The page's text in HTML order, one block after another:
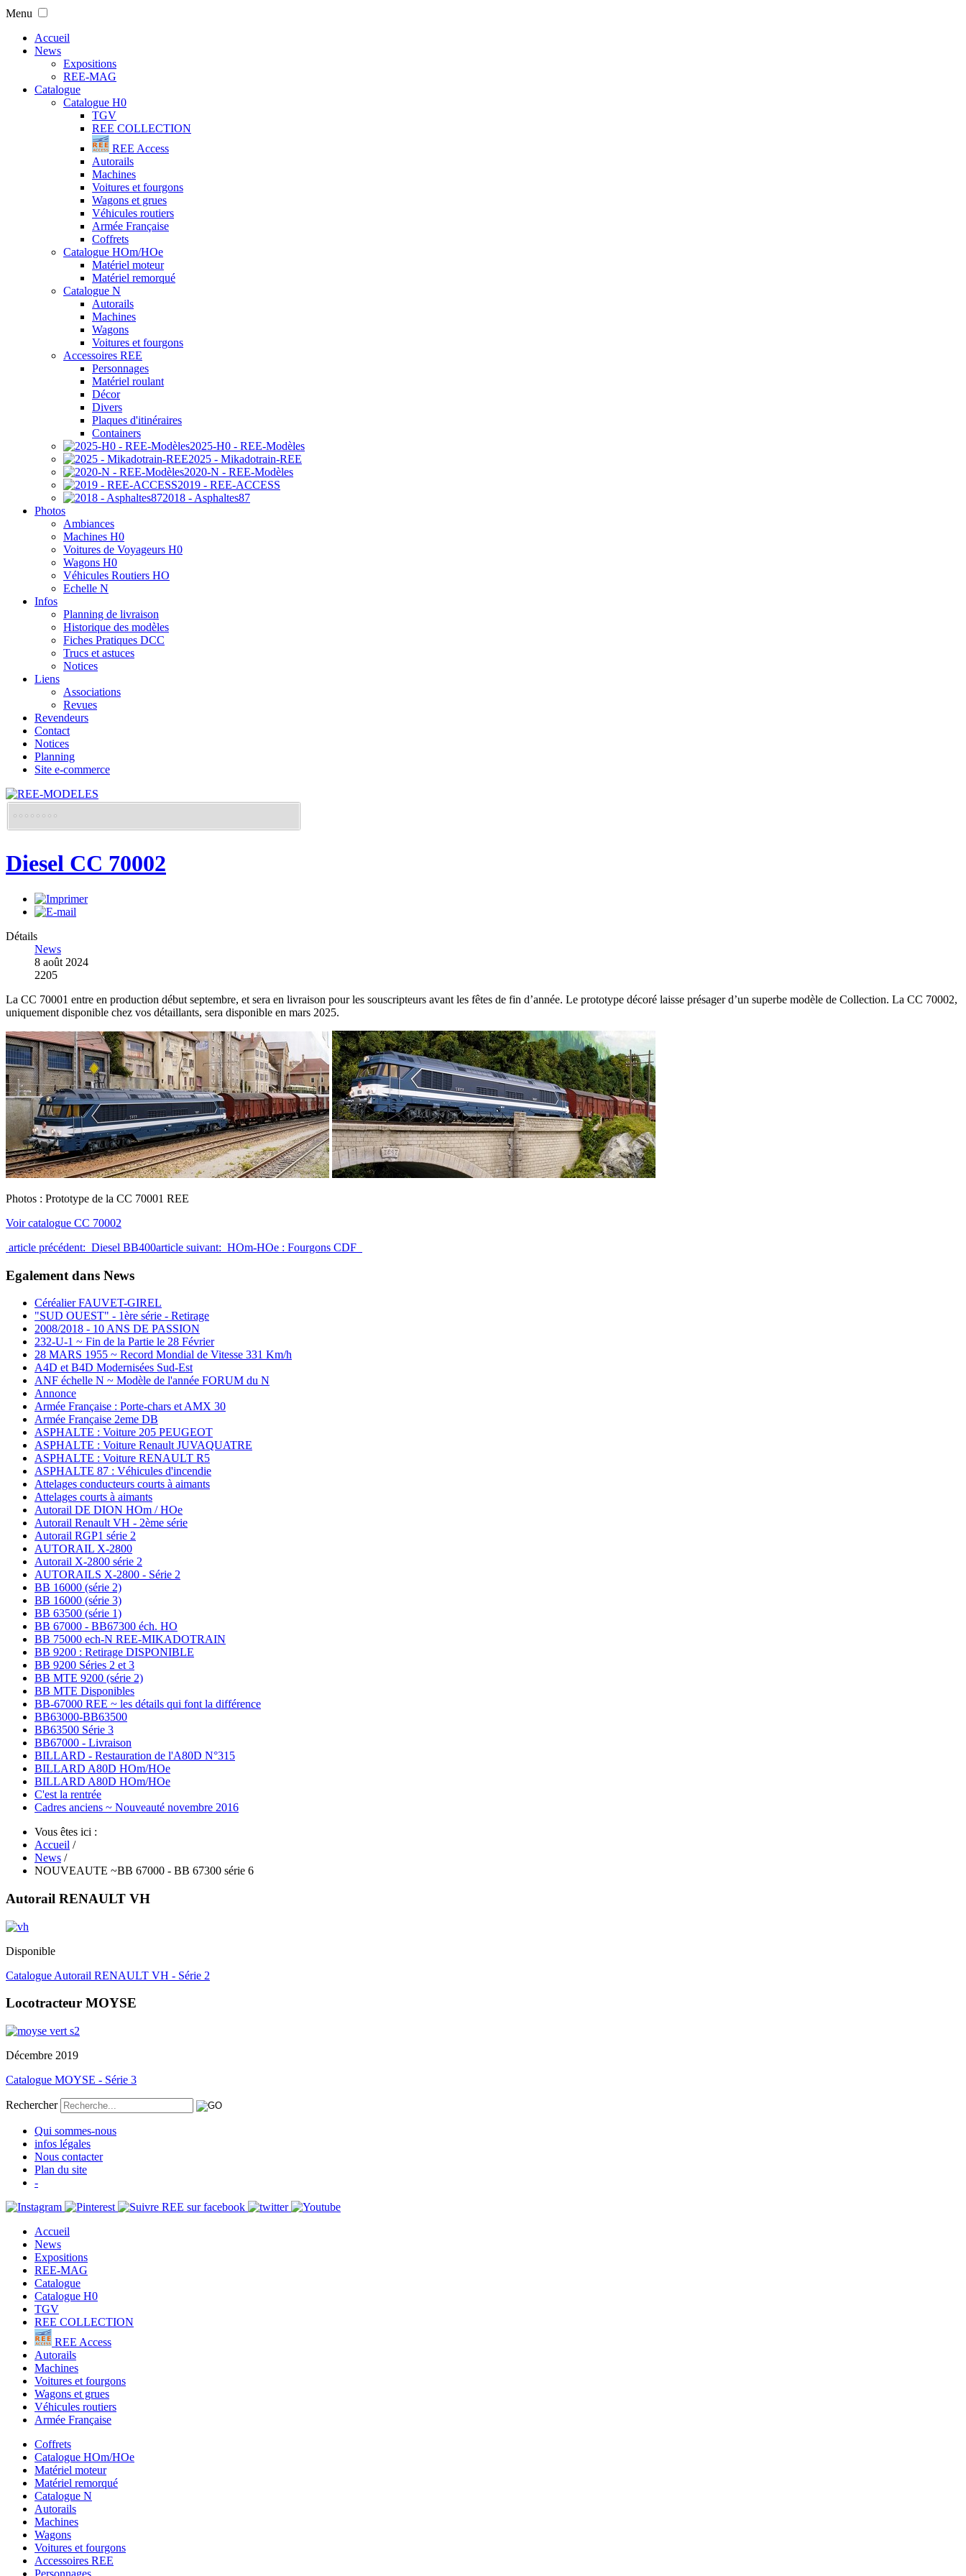
Menu
Accueil
News
Expositions
REE-MAG
Catalogue
Catalogue H0
TGV
REE COLLECTION
REE Access
Autorails
Machines
Voitures et fourgons
Wagons et grues
Véhicules routiers
Armée Française
Coffrets
Catalogue HOm/HOe
Matériel moteur
Matériel remorqué
Catalogue N
Autorails
Machines
Wagons
Voitures et fourgons
Accessoires REE
Personnages
Matériel roulant
Décor
Divers
Plaques d'itinéraires
Containers
2025-H0 - REE-Modèles
2025 - Mikadotrain-REE
2020-N - REE-Modèles
2019 - REE-ACCESS
2018 - Asphaltes87
Photos
Ambiances
Machines H0
Voitures de Voyageurs H0
Wagons H0
Véhicules Routiers HO
Echelle N
Infos
Planning de livraison
Historique des modèles
Fiches Pratiques DCC
Trucs et astuces
Notices
Liens
Associations
Revues
Revendeurs
Contact
Notices
Planning
Site e-commerce
Diesel CC 70002
Détails
News
8 août 2024
2205
La CC 70001 entre en production début septembre, et sera en livraison pour les souscripteurs avant les fêtes de fin d’année. Le prototype décoré laisse présager d’un superbe modèle de Collection. La CC 70002,
uniquement disponible chez vos détaillants, sera disponible en mars 2025.
Photos : Prototype de la CC 70001 REE
Voir catalogue CC 70002
article précédent: Diesel BB400article suivant: HOm-HOe : Fourgons CDF
Egalement dans News
Céréalier FAUVET-GIREL
"SUD OUEST" - 1ère série - Retirage
2008/2018 - 10 ANS DE PASSION
232-U-1 ~ Fin de la Partie le 28 Février
28 MARS 1955 ~ Record Mondial de Vitesse 331 Km/h
A4D et B4D Modernisées Sud-Est
ANF échelle N ~ Modèle de l'année FORUM du N
Annonce
Armée Française : Porte-chars et AMX 30
Armée Française 2eme DB
ASPHALTE : Voiture 205 PEUGEOT
ASPHALTE : Voiture Renault JUVAQUATRE
ASPHALTE : Voiture RENAULT R5
ASPHALTE 87 : Véhicules d'incendie
Attelages conducteurs courts à aimants
Attelages courts à aimants
Autorail DE DION HOm / HOe
Autorail Renault VH - 2ème série
Autorail RGP1 série 2
AUTORAIL X-2800
Autorail X-2800 série 2
AUTORAILS X-2800 - Série 2
BB 16000 (série 2)
BB 16000 (série 3)
BB 63500 (série 1)
BB 67000 - BB67300 éch. HO
BB 75000 ech-N REE-MIKADOTRAIN
BB 9200 : Retirage DISPONIBLE
BB 9200 Séries 2 et 3
BB MTE 9200 (série 2)
BB MTE Disponibles
BB-67000 REE ~ les détails qui font la différence
BB63000-BB63500
BB63500 Série 3
BB67000 - Livraison
BILLARD - Restauration de l'A80D N°315
BILLARD A80D HOm/HOe
BILLARD A80D HOm/HOe
C'est la rentrée
Cadres anciens ~ Nouveauté novembre 2016
Vous êtes ici :
Accueil /
News /
NOUVEAUTE ~BB 67000 - BB 67300 série 6
Autorail RENAULT VH
Disponible
Catalogue Autorail RENAULT VH - Série 2
Locotracteur MOYSE
Décembre 2019
Catalogue MOYSE - Série 3
Rechercher
Qui sommes-nous
infos légales
Nous contacter
Plan du site
-
Accueil
News
Expositions
REE-MAG
Catalogue
Catalogue H0
TGV
REE COLLECTION
REE Access
Autorails
Machines
Voitures et fourgons
Wagons et grues
Véhicules routiers
Armée Française
Coffrets
Catalogue HOm/HOe
Matériel moteur
Matériel remorqué
Catalogue N
Autorails
Machines
Wagons
Voitures et fourgons
Accessoires REE